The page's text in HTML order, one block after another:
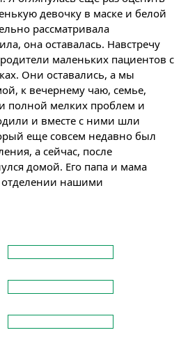
девочку в маске и белой
рассматривала
она оставалась. Навстречу
маленьких пациентов с
Они оставались, а мы
к вечернему чаю, семье,
полной мелких проблем и
и вместе с ними шли
еще совсем недавно был
а сейчас, после
домой. Его папа и мама
отделении нашими